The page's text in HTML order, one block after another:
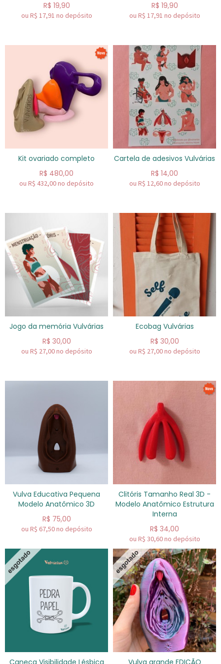
R$ 19,90
ou R$ 17,91 no depósito
R$ 19,90
ou R$ 17,91 no depósito
Kit ovariado completo
R$ 480,00
ou R$ 432,00no depósito
Cartela de adesivos Vulvárias
R$ 14,00
ou R$ 12,60no depósito
Jogo da memória Vulvárias
R$ 30,00
ou R$ 27,00no depósito
Ecobag Vulvárias
R$ 30,00
ou R$ 27,00no depósito
Vulva Educativa Pequena
Modelo Anatômico 3D
R$ 75,00
ou R$ 67,50no depósito
Clitóris Tamanho Real 3D -
Modelo Anatômico Estrutura
Interna
R$ 34,00
ou R$ 30,60no depósito
Caneca Visibilidade Lésbica Vulva grande EDIÇÃO